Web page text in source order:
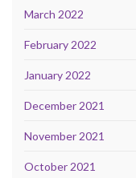
March 2022
February 2022
January 2022
December 2021
November 2021
October 2021